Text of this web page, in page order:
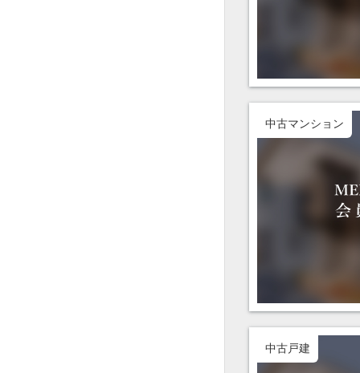
中古マンション
中古戸建